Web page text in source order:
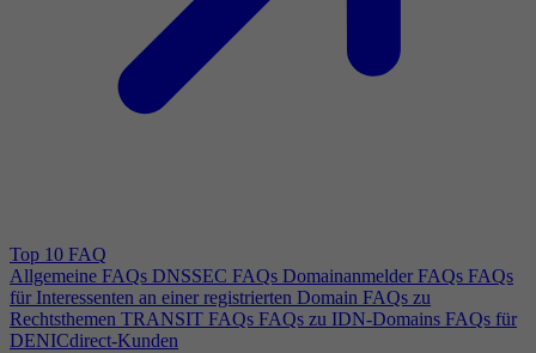
Top 10 FAQ
Allgemeine FAQs DNSSEC FAQs Domainanmelder FAQs FAQs
für Interessenten an einer registrierten Domain FAQs zu
Rechtsthemen TRANSIT FAQs FAQs zu IDN-Domains FAQs für
DENICdirect-Kunden